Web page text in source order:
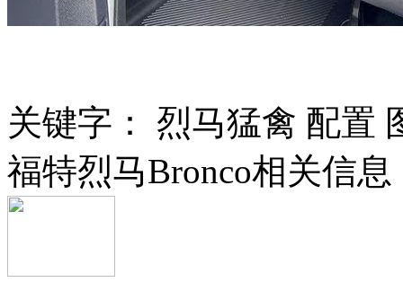
关键字： 烈马猛禽 配置
福特烈马Bronco相关信息